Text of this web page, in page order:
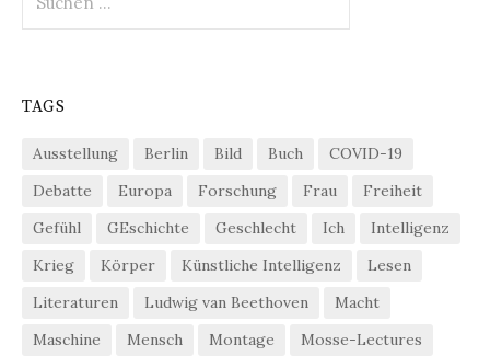
nach:
TAGS
Ausstellung Berlin Bild Buch
COVID-19
Debatte
Europa Forschung Frau
Freiheit
Gefühl
GEschichte Geschlecht Ich
Intelligenz
Krieg
Körper Künstliche Intelligenz
Lesen
Literaturen
Ludwig van Beethoven
Macht
Maschine
Mensch Montage
Mosse-Lectures